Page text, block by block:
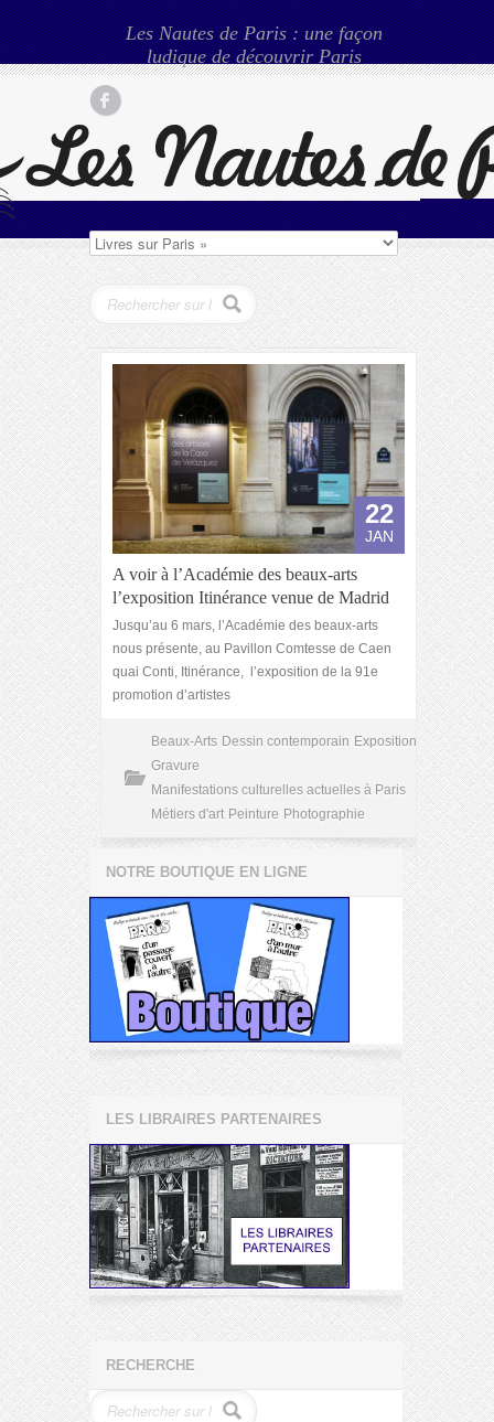
Les Nautes de Paris : une façon
ludique de découvrir Paris
22
JAN
A voir à l’Académie des beaux-arts
l’exposition Itinérance venue de Madrid
Jusqu’au 6 mars, l’Académie des beaux-arts
nous présente, au Pavillon Comtesse de Caen
quai Conti, Itinérance, l’exposition de la 91e
promotion d’artistes
Beaux-Arts Dessin contemporain Exposition
Gravure
Manifestations culturelles actuelles à Paris
Métiers d'art Peinture Photographie
NOTRE BOUTIQUE EN LIGNE
LES LIBRAIRES PARTENAIRES
RECHERCHE